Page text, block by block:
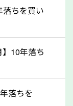
他社で買取
るので、諦め
さい。古い車
いため、まず
ください。
落ちを買い
10年落ち
落ちを